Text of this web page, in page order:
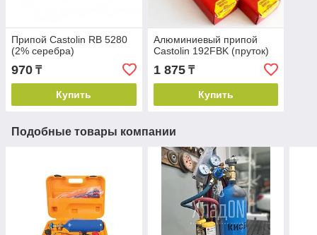
Припой Castolin RB 5280
(2% серебра)
970 ₸
Купить
Алюминиевый припой
Castolin 192FBK (пруток)
1 875₸
Купить
Подобные товары компании